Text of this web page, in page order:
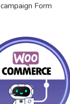
campaign Form